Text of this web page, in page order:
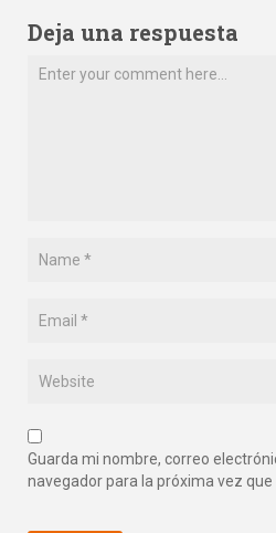
Deja una respuesta
Guarda mi nombre, correo
navegador para la próxima vez que